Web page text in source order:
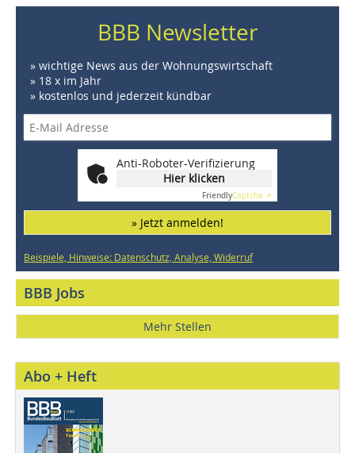
BBB Newsletter
» wichtige News aus der Wohnungswirtschaft
» 18 x im Jahr
» kostenlos und jederzeit kündbar
Anti-Roboter-Verifizierung
Hier klicken
FriendlyCaptcha ⇗
» Jetzt anmelden!
Beispiele, Hinweise: Datenschutz, Analyse, Widerruf
BBB Jobs
Mehr Stellen
Abo + Heft